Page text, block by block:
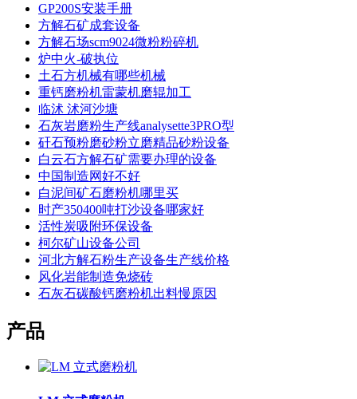
GP200S安装手册
方解石矿成套设备
方解石场scm9024微粉粉碎机
炉中火-破执位
土石方机械有哪些机械
重钙磨粉机雷蒙机磨辊加工
临沭 沭河沙塘
石灰岩磨粉生产线analysette3PRO型
矸石预粉磨砂粉立磨精品砂粉设备
白云石方解石矿需要办理的设备
中国制造网好不好
白泥间矿石磨粉机哪里买
时产350400吨打沙设备哪家好
活性炭吸附环保设备
柯尔矿山设备公司
河北方解石粉生产设备生产线价格
风化岩能制造免烧砖
石灰石碳酸钙磨粉机出料慢原因
产品